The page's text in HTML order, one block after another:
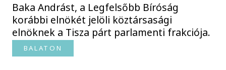
Baka Andrást, a Legfelsőbb Bíróság
korábbi elnökét jelöli köztársasági
elnöknek a Tisza párt parlamenti frakciója.
BALATON